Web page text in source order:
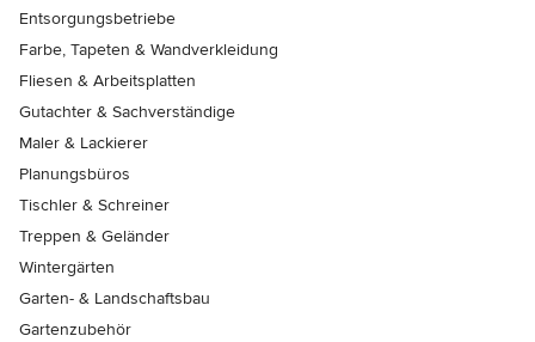
Entsorgungsbetriebe
Farbe, Tapeten & Wandverkleidung
Fliesen & Arbeitsplatten
Gutachter & Sachverständige
Maler & Lackierer
Planungsbüros
Tischler & Schreiner
Treppen & Geländer
Wintergärten
Garten- & Landschaftsbau
Gartenzubehör